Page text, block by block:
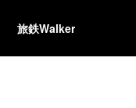
旅鉄Walker